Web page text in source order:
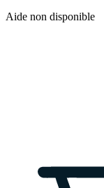
Aide non disponible